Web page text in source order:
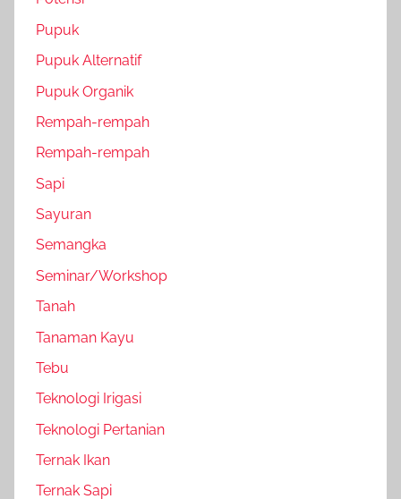
Pupuk
Pupuk Alternatif
Pupuk Organik
Rempah-rempah
Rempah-rempah
Sapi
Sayuran
Semangka
Seminar/Workshop
Tanah
Tanaman Kayu
Tebu
Teknologi Irigasi
Teknologi Pertanian
Ternak Ikan
Ternak Sapi